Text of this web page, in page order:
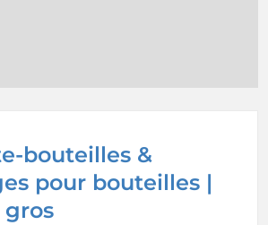
bouteilles &
pour bouteilles |